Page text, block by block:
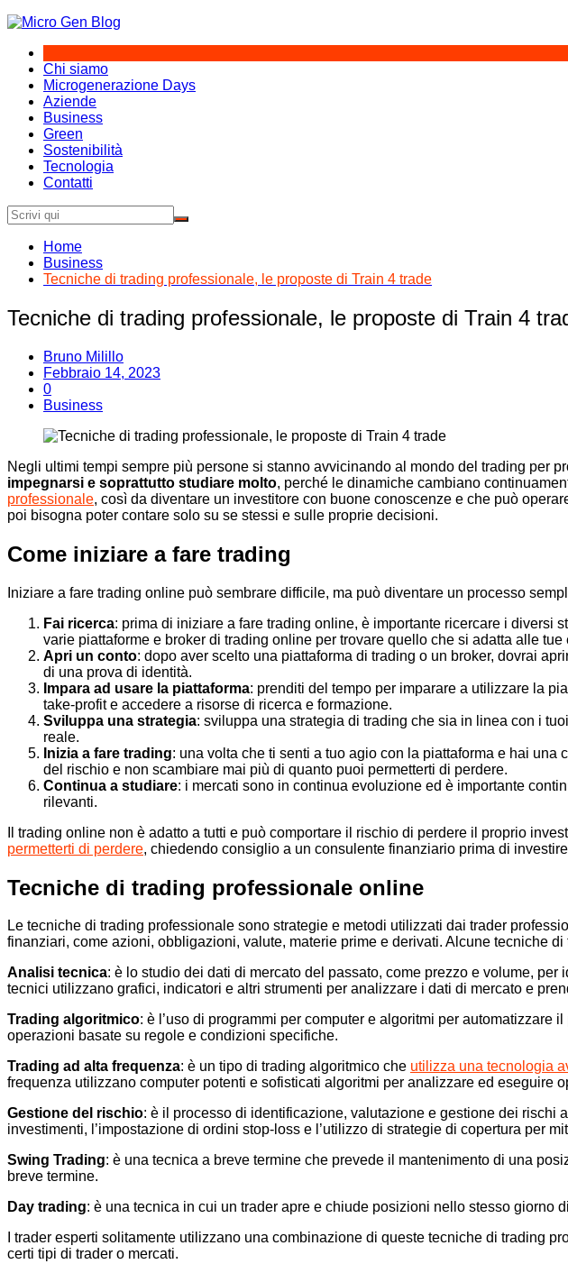
Salta
contenuto
Chi siamo
Microgenerazione Days
Aziende
Business
Green
Sostenibilità
Tecnologia
Contatti
Home
Business
Tecniche di trading professionale, le proposte di Train 4 trade
Tecniche di trading professionale, le proposte di Train 4
Bruno Milillo
Febbraio 14, 2023
0
Business
Negli ultimi tempi sempre più persone si stanno avvicinando al mondo del trading per
impegnarsi e soprattutto studiare molto, perché le dinamiche cambiano
professionale, così da diventare un investitore con buone conoscenze e che può
poi bisogna poter contare solo su se stessi e sulle proprie decisioni.
Come iniziare a fare trading
Iniziare a fare trading online può sembrare difficile, ma può diventare un processo
Fai ricerca: prima di iniziare a fare trading online, è importante ricercare i diversi
varie piattaforme e broker di trading online per trovare quello che si adatta alle tue
Apri un conto: dopo aver scelto una piattaforma di trading o un broker, dovrai
di una prova di identità.
Impara ad usare la piattaforma: prenditi del tempo per imparare a utilizzare la
take-profit e accedere a risorse di ricerca e formazione.
Sviluppa una strategia: sviluppa una strategia di trading che sia in linea con i
reale.
Inizia a fare trading: una volta che ti senti a tuo agio con la piattaforma e hai
del rischio e non scambiare mai più di quanto puoi permetterti di perdere.
Continua a studiare: i mercati sono in continua evoluzione ed è importante
rilevanti.
Il trading online non è adatto a tutti e può comportare il rischio di perdere il proprio
permetterti di perdere, chiedendo consiglio a un consulente finanziario prima di
Tecniche di trading professionale online
Le tecniche di trading professionale sono strategie e metodi utilizzati dai trader
finanziari, come azioni, obbligazioni, valute, materie prime e derivati. Alcune tecniche
Analisi tecnica: è lo studio dei dati di mercato del passato, come prezzo e volume,
tecnici utilizzano grafici, indicatori e altri strumenti per analizzare i dati di mercato e
Trading algoritmico: è l’uso di programmi per computer e algoritmi per
operazioni basate su regole e condizioni specifiche.
Trading ad alta frequenza: è un tipo di trading algoritmico che utilizza una tecnologia
frequenza utilizzano computer potenti e sofisticati algoritmi per analizzare ed eseguire
Gestione del rischio: è il processo di identificazione, valutazione e gestione dei
investimenti, l’impostazione di ordini stop-loss e l’utilizzo di strategie di copertura per
Swing Trading: è una tecnica a breve termine che prevede il mantenimento di una
breve termine.
Day trading: è una tecnica in cui un trader apre e chiude posizioni nello stesso giorno
I trader esperti solitamente utilizzano una combinazione di queste tecniche di trading
certi tipi di trader o mercati.